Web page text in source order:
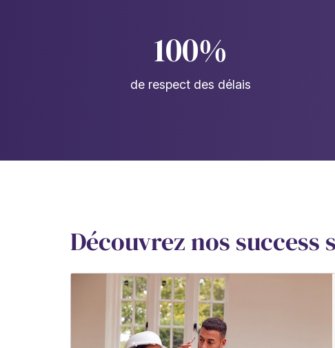
100%
de respect des délais
Découvrez nos success